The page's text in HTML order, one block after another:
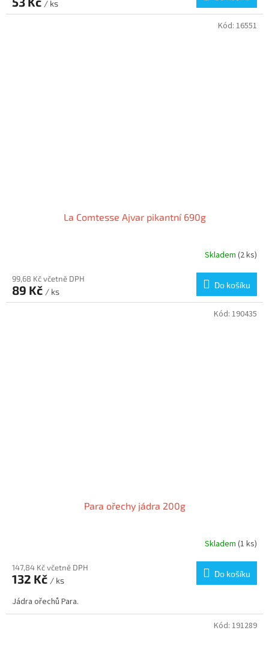
/ ks
La Comtesse Ajvar pikantní 690g
Skladem (2 ks)
99,68 Kč včetně DPH
89 Kč / ks
Do košíku
Kód: 16551
Para ořechy jádra 200g
Skladem (1 ks)
147,84 Kč včetně DPH
132 Kč / ks
Do košíku
Jádra ořechů Para.
Kód: 190435
Kód: 191289